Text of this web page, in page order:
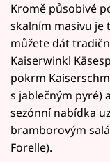
Kromě působivé
skalním masivu je
můžete dát
Kaiserwinkl
pokrm
s jablečným pyré)
sezónní nabídka
bramborovým
Forelle).